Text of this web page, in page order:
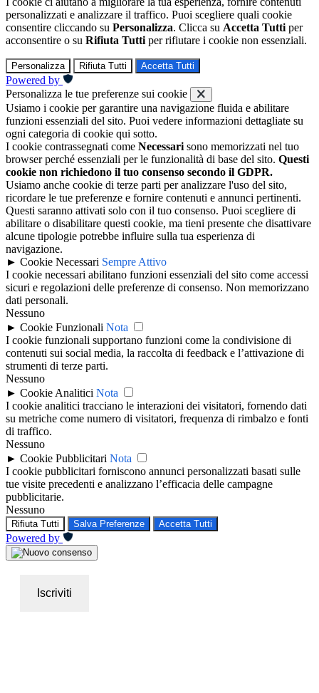
personalizzati e analizzare il traffico. Puoi scegliere quali cookie
consentire cliccando su Personalizza. Clicca su Accetta Tutti per
acconsentire o su Rifiuta Tutti per rifiutare i cookie non essenziali.
Personalizza Rifiuta Tutti Accetta Tutti
Powered by
Personalizza le tue preferenze sui cookie
Usiamo i cookie per garantire una navigazione fluida e abilitare
funzioni essenziali del sito. Puoi vedere informazioni dettagliate su
ogni categoria di cookie qui sotto.
I cookie contrassegnati come Necessari sono memorizzati nel tuo
browser perché essenziali per le funzionalità di base del sito. Questi
cookie non richiedono il tuo consenso secondo il GDPR.
Usiamo anche cookie di terze parti per analizzare l'uso del sito,
ricordare le tue preferenze e fornire contenuti e annunci pertinenti.
Questi saranno attivati solo con il tuo consenso. Puoi scegliere di
abilitare o disabilitare questi cookie, ma tieni presente che disattivare
alcune tipologie potrebbe influire sulla tua esperienza di
navigazione.
► Cookie Necessari Sempre Attivo
I cookie necessari abilitano funzioni essenziali del sito come accessi
sicuri e regolazioni delle preferenze di consenso. Non memorizzano
dati personali.
Nessuno
► Cookie Funzionali Nota
I cookie funzionali supportano funzioni come la condivisione di
contenuti sui social media, la raccolta di feedback e l’attivazione di
strumenti di terze parti.
Nessuno
► Cookie Analitici Nota
I cookie analitici tracciano le interazioni dei visitatori, fornendo dati
su metriche come numero di visitatori, frequenza di rimbalzo e fonti
di traffico.
Nessuno
► Cookie Pubblicitari Nota
I cookie pubblicitari forniscono annunci personalizzati basati sulle
tue visite precedenti e analizzano l’efficacia delle campagne
pubblicitarie.
Nessuno
Rifiuta Tutti Salva Preferenze Accetta Tutti
Powered by
Iscriviti